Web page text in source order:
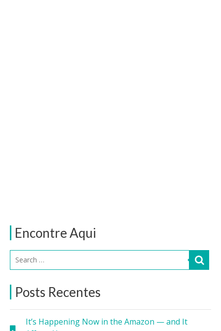
Encontre Aqui
Posts Recentes
It’s Happening Now in the Amazon — and It